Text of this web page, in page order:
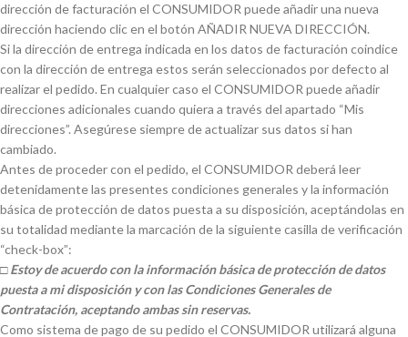
dirección de facturación el CONSUMIDOR puede añadir una nueva
dirección haciendo clic en el botón AÑADIR NUEVA DIRECCIÓN.
Si la dirección de entrega indicada en los datos de facturación coindice
con la dirección de entrega estos serán seleccionados por defecto al
realizar el pedido. En cualquier caso el CONSUMIDOR puede añadir
direcciones adicionales cuando quiera a través del apartado “Mis
direcciones”. Asegúrese siempre de actualizar sus datos si han
cambiado.
Antes de proceder con el pedido, el CONSUMIDOR deberá leer
detenidamente las presentes condiciones generales y la información
básica de protección de datos puesta a su disposición, aceptándolas en
su totalidad mediante la marcación de la siguiente casilla de verificación
“check-box”:
□ Estoy de acuerdo con la información básica de protección de datos
puesta a mi disposición y con las Condiciones Generales de
Contratación, aceptando ambas sin reservas.
Como sistema de pago de su pedido el CONSUMIDOR utilizará alguna